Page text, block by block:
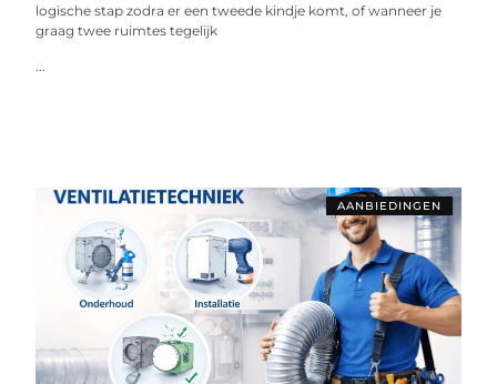
logische stap zodra er een tweede kindje komt, of wanneer je
graag twee ruimtes tegelijk
...
AANBIEDINGEN